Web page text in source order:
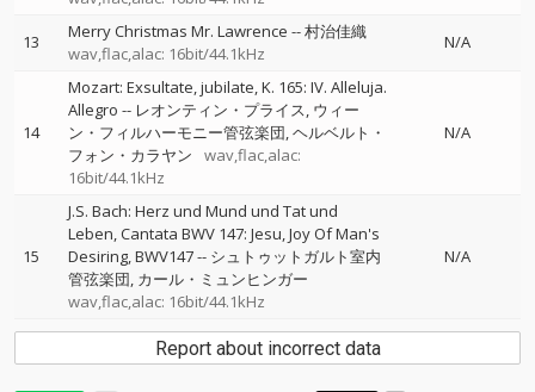
13 Merry Christmas Mr. Lawrence --村治佳織
wav,flac,alac: 16bit/44.1kHz
N/A
14
Mozart: Exsultate, jubilate, K. 165: IV. Alleluja.
Allegro -- レオンティン・プライス ウィー
ン・フィルハーモニー管弦楽団 ヘルベルト・
フォン・カラヤン
wav,flac,alac:
16bit/44.1kHz
N/A
15
J.S. Bach: Herz und Mund und Tat und
Leben, Cantata BWV 147: Jesu, Joy Of Man's
Desiring, BWV147-- シュトゥットガルト室内
管弦楽団 カール・ミュンヒンガー
wav,flac,alac: 16bit/44.1kHz
N/A
Report about incorrect data